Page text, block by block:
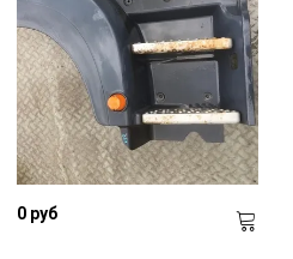
0 руб